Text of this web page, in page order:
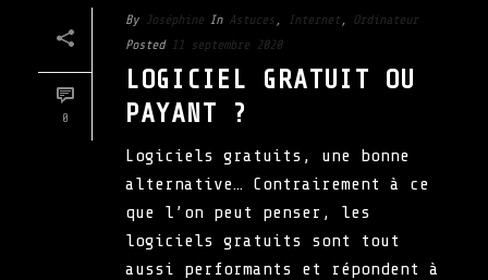
0
By Joséphine In Astuces , Internet , Ordinateur
Posted
11 septembre 2020
LOGICIEL GRATUIT OU
PAYANT ?
Logiciels gratuits, une bonne
alternative… Contrairement à ce
que l’on peut penser, les
logiciels gratuits sont tout
aussi performants et répondent à